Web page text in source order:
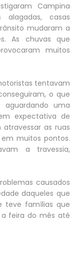
Campina
alagadas, casas
mudaram a
As chuvas que
muitos
tentavam
o que
uma
expectativa de
as ruas
muitos pontos.
a travessia,
causados
daqueles que
teve famílias que
feira do mês até